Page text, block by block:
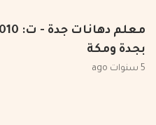
بجدة ومكة
5 سنوات ago